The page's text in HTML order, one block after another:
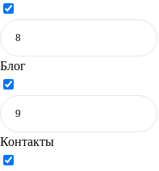
Блог
Контакты